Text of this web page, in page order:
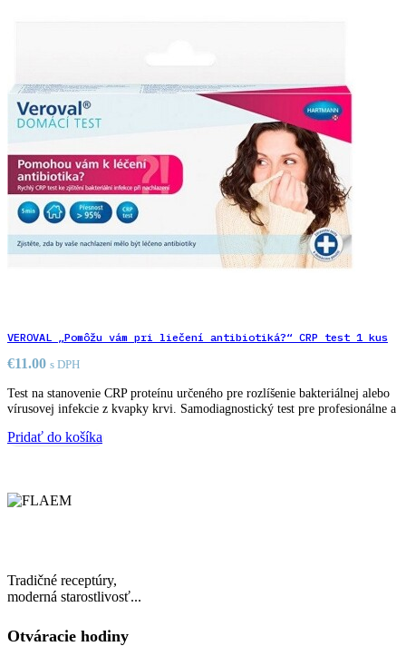
VEROVAL „Pomôžu vám pri liečení antibiotiká?“ CRP test 1 kus
€11.00 s DPH
Test na stanovenie CRP proteínu určeného pre rozlíšenie bakteriálnej alebo
vírusovej infekcie z kvapky krvi. Samodiagnostický test pre profesionálne a
Pridať do košíka
Tradičné receptúry,
moderná starostlivosť...
Otváracie hodiny